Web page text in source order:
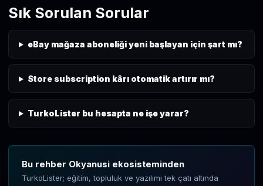
Sık Sorulan Sorular
eBay mağaza aboneliği yeni başlayan için şart mı?
Store subscription kârı otomatik artırır mı?
TurkoLister bu hesapta ne işe yarar?
Bu rehber Okyanusi ekosisteminden
TurkoLister; eğitim, topluluk ve yazılımı tek çatı altında